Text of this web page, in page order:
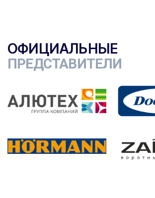
ОФИЦИАЛЬНЫЕ
ПРЕДСТАВИТЕЛИ